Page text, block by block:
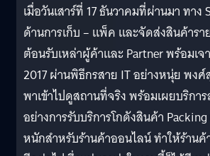
เมื่อวันเสาร์ที่ 17 ธันวาคมที่ผ่านมา ทาง
ด้านการเก็บ – แพ็ค และจัดส่งสินค้ารา
ต้อนรับเหล่าผู้ค้าและ Partner พร้อมเจ
2017 ผ่านพิธีกรสาย IT อย่างหนุ่ย พง
พาเข้าไปดูสถานที่จริง พร้อมเผยบริการ
อย่างการรับบริการโกดังสินค้า
หนักสำหรับร้านค้าออนไลน์ ทำให้ร้านค้